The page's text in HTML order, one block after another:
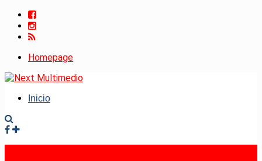
Homepage
Inicio